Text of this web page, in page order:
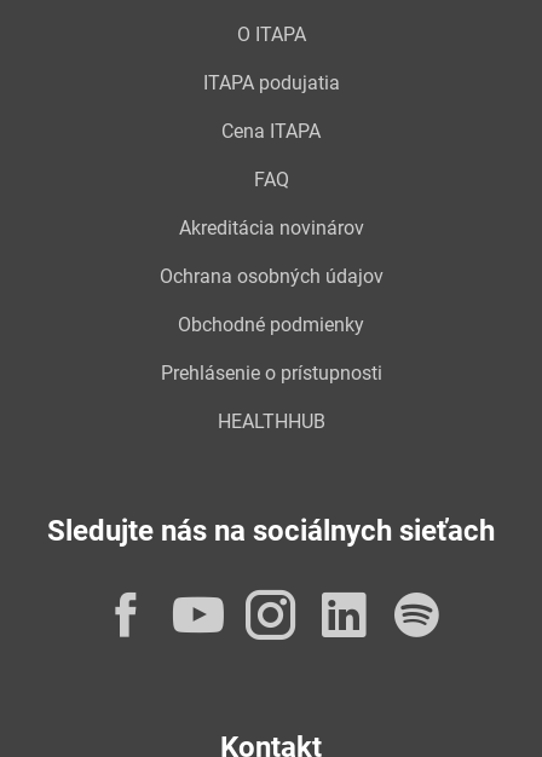
O ITAPA
ITAPA podujatia
Cena ITAPA
FAQ
Akreditácia novinárov
Ochrana osobných údajov
Obchodné podmienky
Prehlásenie o prístupnosti
HEALTHHUB
Sledujte nás na sociálnych sieťach
Facebook
YouTube
Instagram
Kontakt